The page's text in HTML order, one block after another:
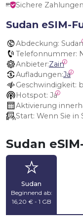
Sichere
Sudan eSIM-
Abdeckung: Sudan
Telefonnummer:
Anbieter:Zain
Aufladungen:Ja
Geschwindigkeit:
Hotspot: Ja
Aktivierung
Start: Wenn Sie in
Sudan
Sudan
Beginnend ab:
16,20 € - 1 GB